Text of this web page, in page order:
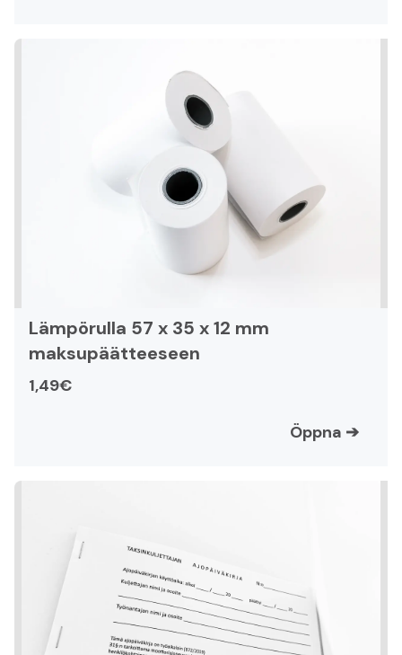
Lämpörulla 57 x 35 x 12 mm
maksupäätteeseen
1,49€
Öppna ➔